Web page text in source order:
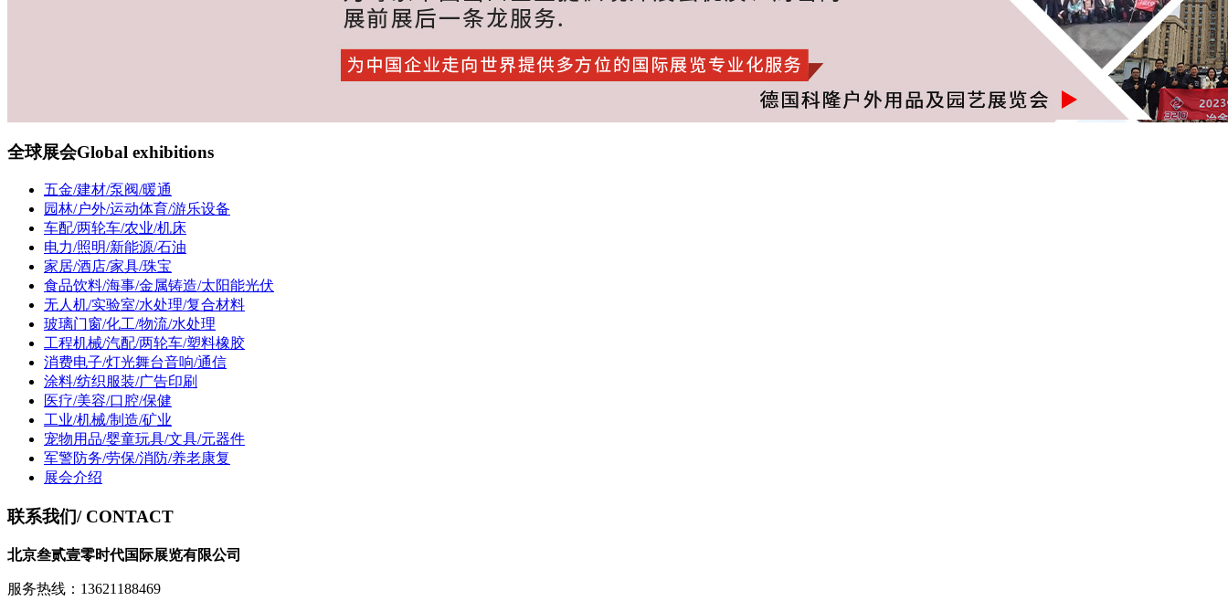
全球展会Global exhibitions
五金/建材/泵阀/暖通
园林/户外/运动体育/游乐设备
车配/两轮车/农业/机床
电力/照明/新能源/石油
家居/酒店/家具/珠宝
食品饮料/海事/金属铸造/太阳能光伏
无人机/实验室/水处理/复合材料
玻璃门窗/化工/物流/水处理
工程机械/汽配/两轮车/塑料橡胶
消费电子/灯光舞台音响/通信
涂料/纺织服装/广告印刷
医疗/美容/口腔/保健
工业/机械/制造/矿业
宠物用品/婴童玩具/文具/元器件
军警防务/劳保/消防/养老康复
展会介绍
联系我们/ CONTACT
北京叁贰壹零时代国际展览有限公司
服务热线：13621188469